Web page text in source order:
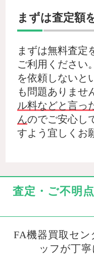
まずは査定額
まずは無料査定
ご利用ください
を依頼しないと
も問題ありませ
ル料などと言っ
んのでご安心し
すよう宜しくお
査定・ご不明
FA機器買取セン
ッフが丁寧